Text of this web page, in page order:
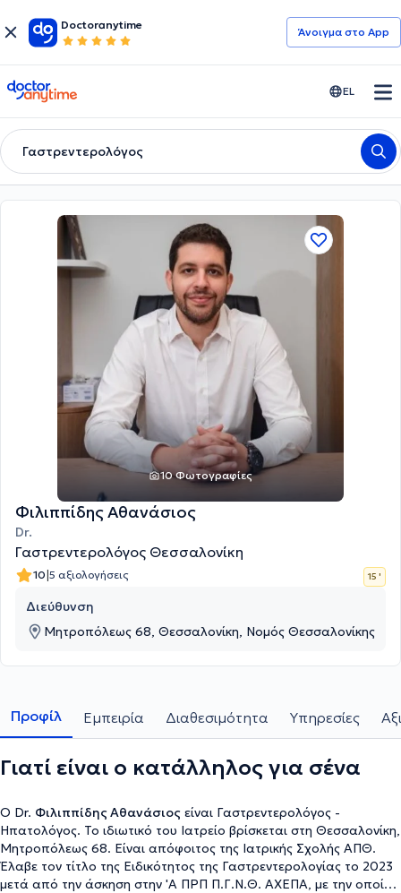
Doctoranytime
Άνοιγμα στο App
doctoranytime EL
Γαστρεντερολόγος
10 Φωτογραφίες
Φιλιππίδης Αθανάσιος
Dr.
Γαστρεντερολόγος Θεσσαλονίκη
10|5 αξιολογήσεις 15 '
Διεύθυνση
Μητροπόλεως 68, Θεσσαλονίκη, Νομός Θεσσαλονίκης
Προφίλ Εμπειρία Διαθεσιμότητα Υπηρεσίες
Γιατί είναι ο κατάλληλος για σένα
Ο Dr. Φιλιππίδης Αθανάσιος είναι Γαστρεντερολόγος -
Ηπατολόγος. Το ιδιωτικό του Ιατρείο βρίσκεται στη Θεσσαλονίκη,
Μητροπόλεως 68. Είναι απόφοιτος της Ιατρικής Σχολής ΑΠΘ.
Έλαβε τον τίτλο της Ειδικότητος της Γαστρεντερολογίας το 2023
μετά από την άσκηση στην 'Α ΠΡΠ Π.Γ.Ν.Θ. ΑΧΕΠΑ, με την οποία